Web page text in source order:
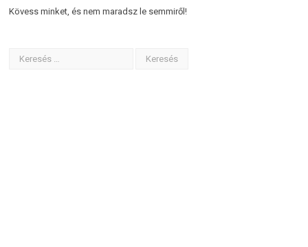
Kövess minket, és nem maradsz le semmiről!